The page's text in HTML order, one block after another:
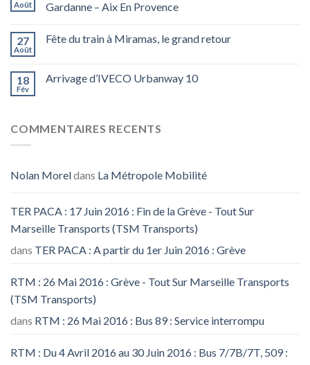
Août
Gardanne – Aix En Provence
27
Août
Fête du train à Miramas, le grand retour
18
Fév
Arrivage d’IVECO Urbanway 10
COMMENTAIRES RECENTS
Nolan Moreldans La Métropole Mobilité
TER PACA : 17 Juin 2016 : Fin de la Grève - Tout Sur
Marseille Transports (TSM Transports)
dans TER PACA : A partir du 1er Juin 2016 : Grève
RTM : 26 Mai 2016 : Grève - Tout Sur Marseille Transports
(TSM Transports)
dans RTM : 26 Mai 2016 : Bus 89 : Service interrompu
RTM : Du 4 Avril 2016 au 30 Juin 2016 : Bus 7/7B/7T, 509 :